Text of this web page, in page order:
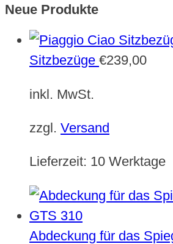
Neue Produkte
Sitzbezüge €239,00
inkl. MwSt.
zzgl. Versand
Lieferzeit: 10 Werktage
Abdeckung für das